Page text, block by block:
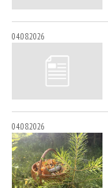
04.08.2026
04.08.2026